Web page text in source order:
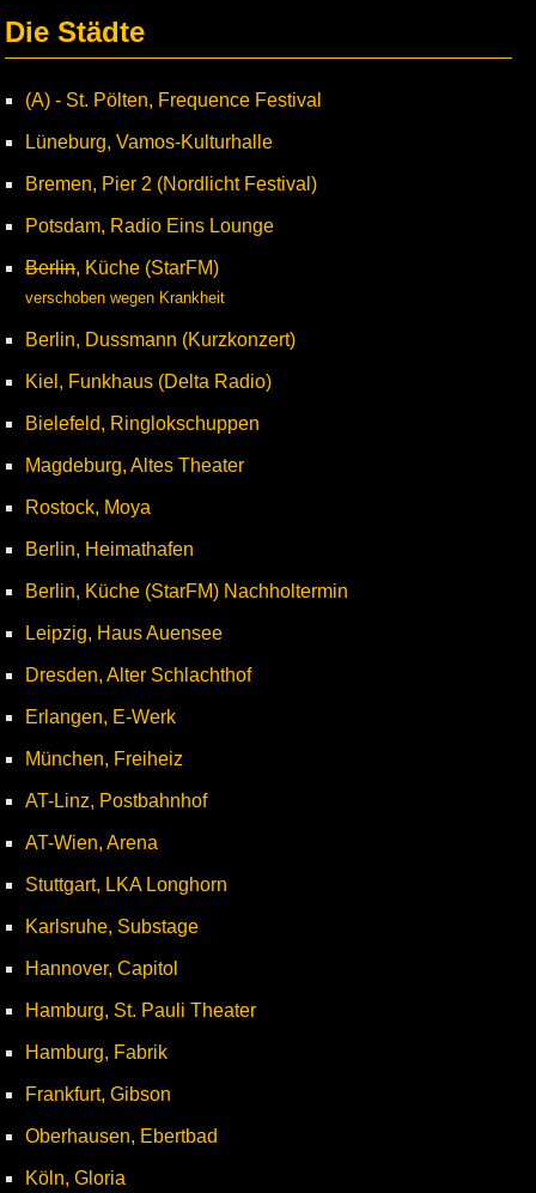
Die Städte
(A) - St. Pölten, Frequence Festival
Lüneburg, Vamos-Kulturhalle
Bremen, Pier 2 (Nordlicht Festival)
Potsdam, Radio Eins Lounge
Berlin, Küche (StarFM)
verschoben wegen Krankheit
Berlin, Dussmann (Kurzkonzert)
Kiel, Funkhaus (Delta Radio)
Bielefeld, Ringlokschuppen
Magdeburg, Altes Theater
Rostock, Moya
Berlin, Heimathafen
Berlin, Küche (StarFM) Nachholtermin
Leipzig, Haus Auensee
Dresden, Alter Schlachthof
Erlangen, E-Werk
München, Freiheiz
AT-Linz, Postbahnhof
AT-Wien, Arena
Stuttgart, LKA Longhorn
Karlsruhe, Substage
Hannover, Capitol
Hamburg, St. Pauli Theater
Hamburg, Fabrik
Frankfurt, Gibson
Oberhausen, Ebertbad
Köln, Gloria